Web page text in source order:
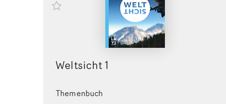
Weltsicht 1
Themenbuch